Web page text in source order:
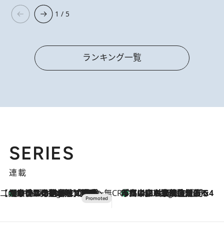
1 / 5
ランキング一覧
SERIES
連載
【CREA×星野リゾート】唯一無二。癒しと発見が待つ場所へ
3 Hours Ago
【トンボの足水浴】ヒノキの香りに包まれて涼感マックス！約13℃の湧水かけ流しを避暑地「星野温泉 トンボの湯」で体験 CREA'S CHOICE
5 Hours Ago
「立川にも歌舞伎があるんだよ」 片岡仁左衛門・市川中車ら豪華座組みで4年目の立川立飛歌舞伎へ